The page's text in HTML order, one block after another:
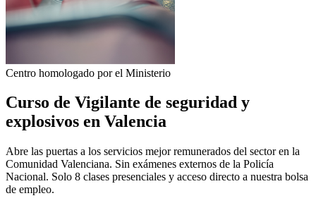
Centro homologado por el Ministerio
Curso de Vigilante de seguridad y
explosivos en Valencia
Abre las puertas a los servicios mejor remunerados del sector en la
Comunidad Valenciana. Sin exámenes externos de la Policía
Nacional. Solo 8 clases presenciales y acceso directo a nuestra bolsa
de empleo.